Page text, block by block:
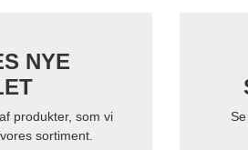
NYE
produkter, som vi
sortiment.